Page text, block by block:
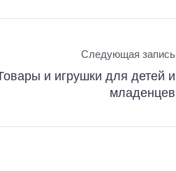
Следующая запись
и игрушки для детей и
младенцев